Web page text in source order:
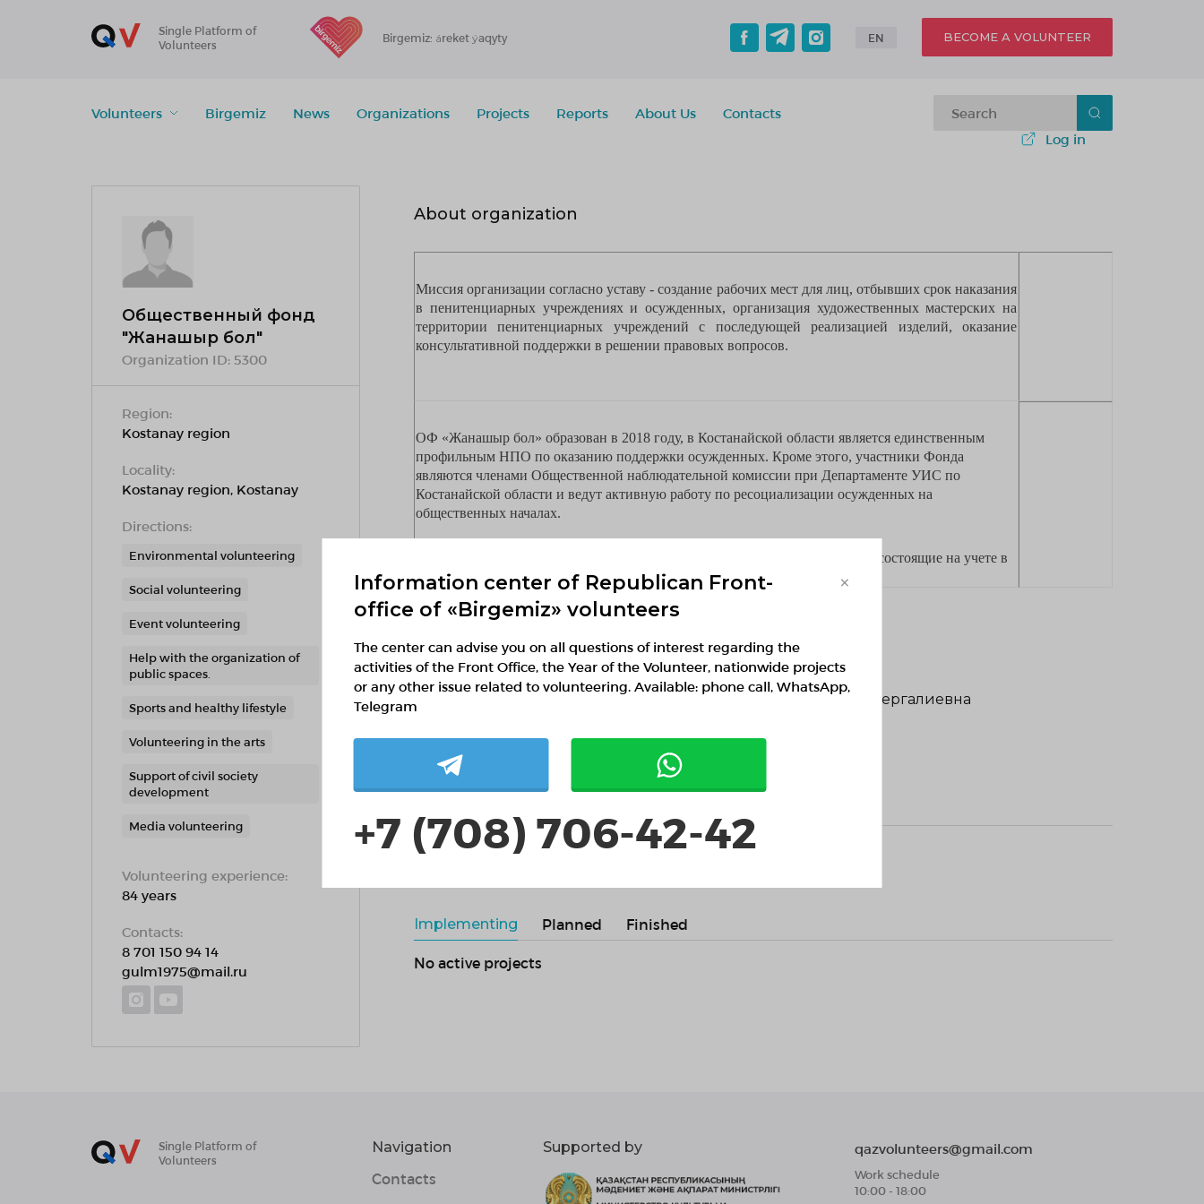
Single Platform of
Volunteers
Birgemiz: áreket ýaqyty EN BECOME A VOLUNTEER
Volunteers Birgemiz News Organizations Projects Reports About Us
Contacts
Log in
Общественный фонд
"Жанашыр бол"
Organization ID: 5300
Region:
Kostanay region
Locality:
Kostanay region, Kostanay
Directions:
Environmental volunteering
Social volunteering
Event volunteering
Help with the organization of
public spaces.
Sports and healthy lifestyle
Volunteering in the arts
Support of civil society
development
Media volunteering
Volunteering experience:
84 years
Contacts:
8 701 150 94 14
gulm1975@mail.ru
About organization
Миссия организации согласно уставу -создание рабочих мест для лиц, отбывших срок наказания
в пенитенциарных учреждениях и осужденных, организация художественных мастерских на
территории пенитенциарных учреждений с последующей реализацией изделий, оказание
консультативной поддержки в решении правовых вопросов.
ОФ «Жанашыр бол» образован в 2018 году, в Костанайской области является единственным
профильным НПО по оказанию поддержки осужденных. Кроме этого, участники Фонда
являются членами Общественной наблюдательной комиссии при Департаменте УИС по
Костанайской области и ведут активную работу по ресоциализации осужденных на
общественных началах.
Целевая группа: лица, отбывающие наказание в местах лишения свободы, состоящие на учете в
службе пробации
Date of education: Head:
Распекова Сабина Сергалиевна
Legal address:
пр. Аль-Фараби, 90
Actual address:
Implementing Planned Finished
No active projects
Single Platform of
Volunteers
Navigation
Contacts
Supported by qazvolunteers@gmail.com
Work schedule
10:00 - 18:00
Information center of Republican Front-
office of «Birgemiz» volunteers
×
The center can advise you on all questions of interest regarding the
activities of the Front Office, the Year of the Volunteer, nationwide projects
or any other issue related to volunteering. Available: phone call, WhatsApp,
Telegram
+7 (708) 706-42-42